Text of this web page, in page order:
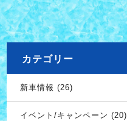
カテゴリー
新車情報 (26)
イベント/キャンペーン (20)